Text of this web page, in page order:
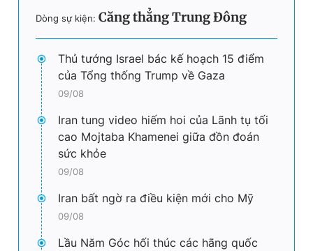
Dòng sự kiện: Căng thẳng Trung Đông
Thủ tướng Israel bác kế hoạch 15 điểm
của Tổng thống Trump về Gaza
09/08
Iran tung video hiếm hoi của Lãnh tụ tối
cao Mojtaba Khamenei giữa đồn đoán
sức khỏe
09/08
Iran bất ngờ ra điều kiện mới cho Mỹ
09/08
Lầu Năm Góc hối thúc các hãng quốc